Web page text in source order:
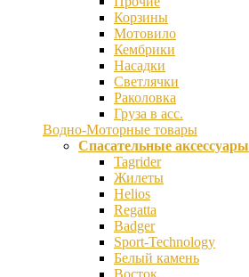
Корзины
Мотовило
Кембрики
Насадки
Светлячки
Раколовка
Груза в асс.
Водно-Моторные товары
Спасательные аксессуары
Tagrider
Жилеты
Helios
Regatta
Badger
Sport-Technology
Белый камень